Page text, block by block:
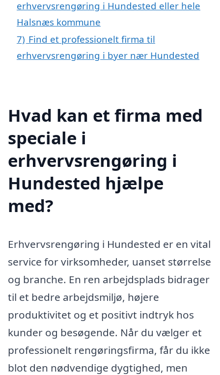
erhvervsrengøring i Hundested eller hele
Halsnæs kommune
7) Find et professionelt firma til
erhvervsrengøring i byer nær Hundested
Hvad kan et firma med
speciale i
erhvervsrengøring i
Hundested hjælpe
med?
Erhvervsrengøring i Hundested er en vital
service for virksomheder, uanset størrelse
og branche. En ren arbejdsplads bidrager
til et bedre arbejdsmiljø, højere
produktivitet og et positivt indtryk hos
kunder og besøgende. Når du vælger et
professionelt rengøringsfirma, får du ikke
blot den nødvendige dygtighed, men